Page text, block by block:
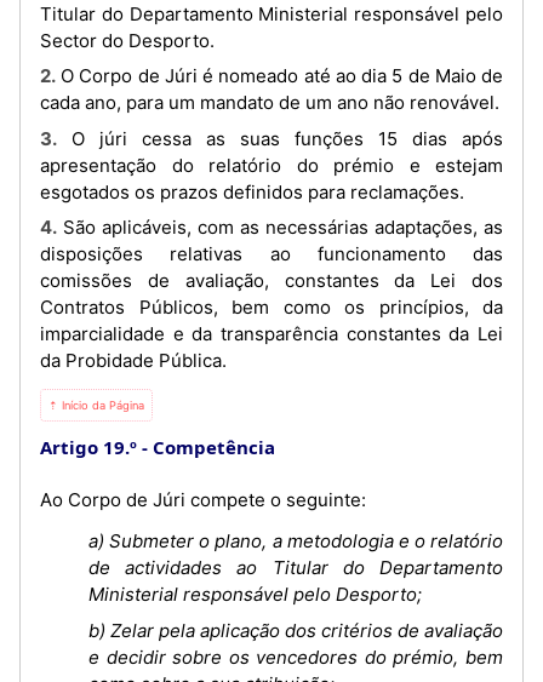
Titular do Departamento Ministerial responsável pelo
Sector do Desporto.
2. O Corpo de Júri é nomeado até ao dia 5 de Maio de
cada ano, para um mandato de um ano não renovável.
3. O júri cessa as suas funções 15 dias após
apresentação do relatório do prémio e estejam
esgotados os prazos definidos para reclamações.
4. São aplicáveis, com as necessárias adaptações, as
disposições relativas ao funcionamento das
comissões de avaliação, constantes da Lei dos
Contratos Públicos, bem como os princípios, da
imparcialidade e da transparência constantes da Lei
da Probidade Pública.
⇡ Início da Página
Artigo 19.º Competência
Ao Corpo de Júri compete o seguinte:
a) Submeter o plano, a metodologia e o relatório
de actividades ao Titular do Departamento
Ministerial responsável pelo Desporto;
b) Zelar pela aplicação dos critérios de avaliação
e decidir sobre os vencedores do prémio, bem